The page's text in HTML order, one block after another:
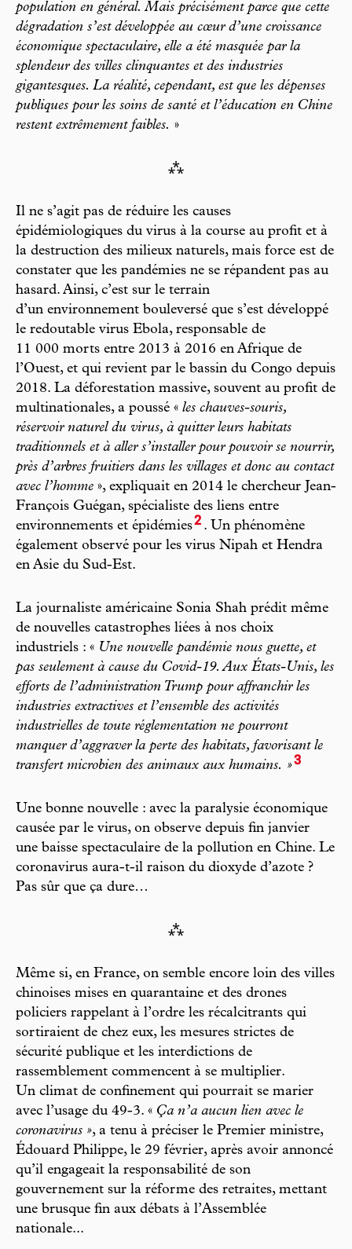
population en général. Mais précisément parce que cette
dégradation s’est développée au cœur d’une croissance
économique spectaculaire, elle a été masquée par la
splendeur des villes clinquantes et des industries
gigantesques. La réalité, cependant, est que les dépenses
publiques pour les soins de santé et l’éducation en Chine
restent extrêmement faibles. »
⁂
Il ne s’agit pas de réduire les causes
épidémiologiques du virus à la course au profit et à
la destruction des milieux naturels, mais force est de
constater que les pandémies ne se répandent pas au
hasard. Ainsi, c’est sur le terrain
d’un environnement bouleversé que s’est développé
le redoutable virus Ebola, responsable de
11 000 morts entre 2013 à 2016 en Afrique de
l’Ouest, et qui revient par le bassin du Congo depuis
2018. La déforestation massive, souvent au profit de
multinationales, a poussé « les chauves-souris,
réservoir naturel du virus, à quitter leurs habitats
traditionnels et à aller s’installer pour pouvoir se nourrir,
près d’arbres fruitiers dans les villages et donc au contact
avec l’homme », expliquait en 2014 le chercheur Jean-
François Guégan, spécialiste des liens entre
environnements et épidémies2 . Un phénomène
également observé pour les virus Nipah et Hendra
en Asie du Sud-Est.
La journaliste américaine Sonia Shah prédit même
de nouvelles catastrophes liées à nos choix
industriels : « Une nouvelle pandémie nous guette, et
pas seulement à cause du Covid-19. Aux États-Unis, les
efforts de l’administration Trump pour affranchir les
industries extractives et l’ensemble des activités
industrielles de toute réglementation ne pourront
manquer d’aggraver la perte des habitats, favorisant le
transfert microbien des animaux aux humains. »3
Une bonne nouvelle : avec la paralysie économique
causée par le virus, on observe depuis fin janvier
une baisse spectaculaire de la pollution en Chine. Le
coronavirus aura-t-il raison du dioxyde d’azote ?
Pas sûr que ça dure…
⁂
Même si, en France, on semble encore loin des villes
chinoises mises en quarantaine et des drones
policiers rappelant à l’ordre les récalcitrants qui
sortiraient de chez eux, les mesures strictes de
sécurité publique et les interdictions de
rassemblement commencent à se multiplier.
Un climat de confinement qui pourrait se marier
avec l’usage du 49-3. « Ça n’a aucun lien avec le
coronavirus », a tenu à préciser le Premier ministre,
Édouard Philippe, le 29 février, après avoir annoncé
qu’il engageait la responsabilité de son
gouvernement sur la réforme des retraites, mettant
une brusque fin aux débats à l’Assemblée
nationale...